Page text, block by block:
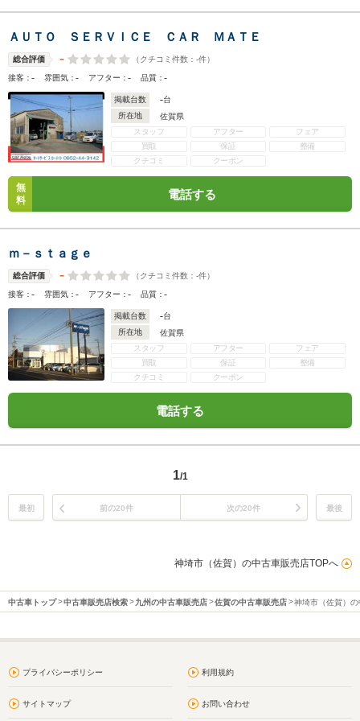
ＡＵＴＯ ＳＥＲＶＩＣＥ ＣＡＲ ＭＡＴＥ
総合評価 - （クチコミ件数： -件）
接客：- 雰囲気：- アフター：- 品質：-
掲載台数 -台
所在地
佐賀県
スタッフ
アフター
フェア
買取
保証
整備
クチコミ
クーポン
無
料
電話する
ｍ－ｓｔａｇｅ
総合評価 - （クチコミ件数： -件）
接客：- 雰囲気：- アフター：- 品質：-
掲載台数 -台
所在地
佐賀県
スタッフ
アフター
フェア
買取
保証
整備
クチコミ
クーポン
電話する
1/1
最初 前の20件 次の20件 最後
神埼市（佐賀）の中古車販売店TOPへ
中古車トップ 中古車販売店検索 九州の中古車販売店 佐賀の中古車販売店 神埼市（佐賀）
プライバシーポリシー 利用規約
サイトマップ お問い合わせ